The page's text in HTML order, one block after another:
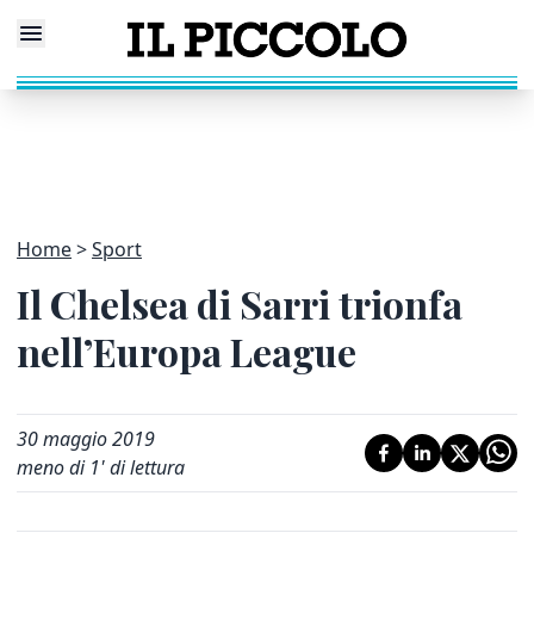
Home Sport
Il Chelsea di Sarri trionfa
nell’Europa League
30 maggio 2019
meno di 1' di lettura